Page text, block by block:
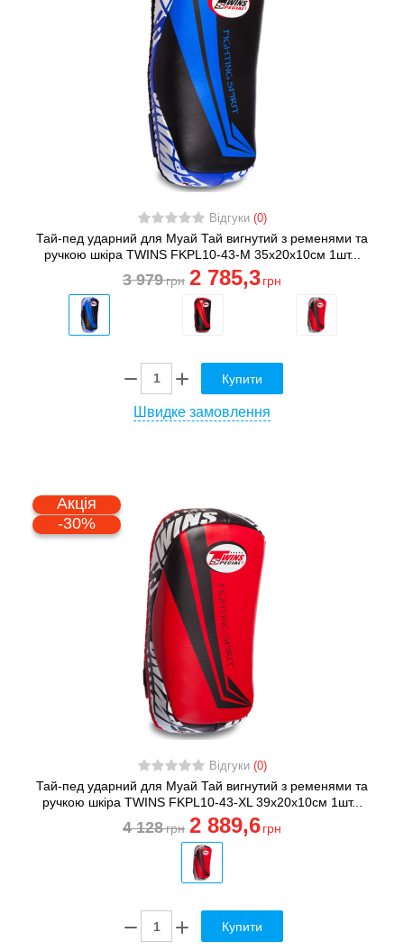
Відгуки (0)
Тай-пед ударний для Муай Тай вигнутий з ременями та
ручкою шкіра TWINS FKPL10-43-M 35х20х10см 1шт...
3 979грн 2 785,3 грн
Купити
Швидке замовлення
Акція
-30%
Відгуки (0)
Тай-пед ударний для Муай Тай вигнутий з ременями та
ручкою шкіра TWINS FKPL10-43-XL 39х20х10см 1шт...
4 128грн 2 889,6 грн
Купити